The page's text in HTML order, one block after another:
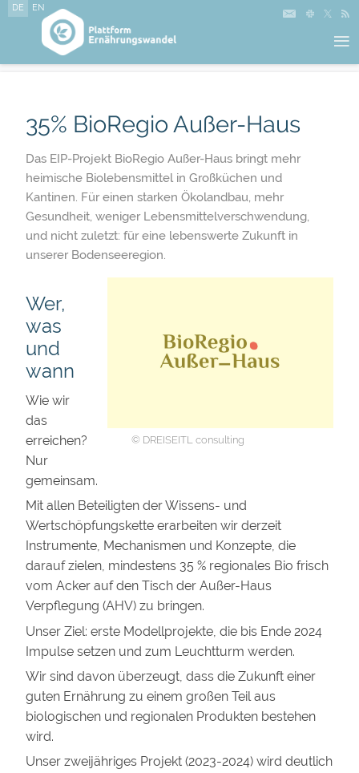
DE EN
≡
35% BioRegio Außer-Haus
Das EIP-Projekt BioRegio Außer-Haus bringt mehr
heimische Biolebensmittel in Großküchen und
Kantinen. Für einen starken Ökolandbau, mehr
Gesundheit, weniger Lebensmittelverschwendung,
und nicht zuletzt: für eine lebenswerte Zukunft in
unserer Bodenseeregion.
© DREISEITL consulting
Wer,
was
und
wann
Wie wir
das
erreichen?
Nur
gemeinsam.
Mit allen Beteiligten der Wissens- und
Wertschöpfungskette erarbeiten wir derzeit
Instrumente, Mechanismen und Konzepte, die
darauf zielen, mindestens 35 % regionales Bio frisch
vom Acker auf den Tisch der Außer-Haus
Verpflegung (AHV) zu bringen.
Unser Ziel: erste Modellprojekte, die bis Ende 2024
Impulse setzen und zum Leuchtturm werden.
Wir sind davon überzeugt, dass die Zukunft einer
guten Ernährung zu einem großen Teil aus
biologischen und regionalen Produkten bestehen
wird.
Unser zweijähriges Projekt (2023-2024) wird deutlich